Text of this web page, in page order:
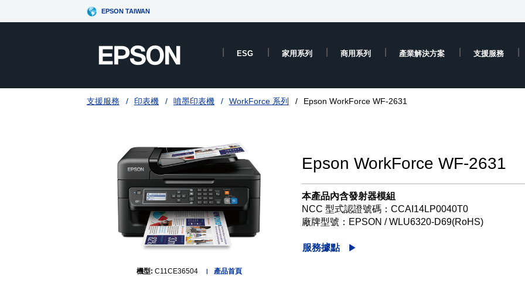
EPSON TAIWAN
ESG 家用系列 商用系列 產業解決方案 支援服務
支援服務 印表機 噴墨印表機 WorkForce 系列 Epson WorkForce WF-2631
機型: C11CE36504 產品首頁
Epson WorkForce WF-2631
本產品內含發射器模組
NCC 型式認證號碼：CCAI14LP0040T0
廠牌型號：EPSON / WLU6320-D69(RoHS)
服務據點